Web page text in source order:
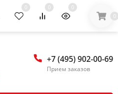
0 0
0
0
+7 (495) 902-00-69
Прием заказов